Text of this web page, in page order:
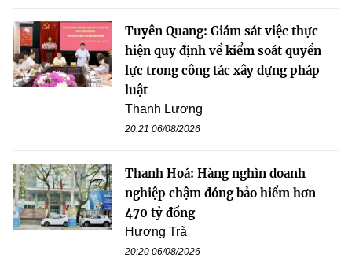
Tuyên Quang: Giám sát việc thực
hiện quy định về kiểm soát quyền
lực trong công tác xây dựng pháp
luật
Thanh Lương
20:21 06/08/2026
Thanh Hoá: Hàng nghìn doanh
nghiệp chậm đóng bảo hiểm hơn
470 tỷ đồng
Hương Trà
20:20 06/08/2026